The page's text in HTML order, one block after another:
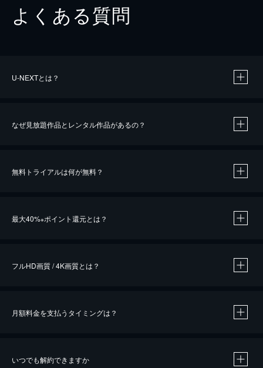
よくある質問
U-NEXTとは？
なぜ見放題作品とレンタル作品があるの？
無料トライアルは何が無料？
最大40%※ポイント還元とは？
※40％ポイント還元の対象は、クレジットカード決済による作品の購入 / レンタルです。
フルHD画質 / 4K画質とは？
月額料金を支払うタイミングは？
いつでも解約できますか